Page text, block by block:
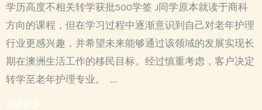
学历高度不相关转学获批500学签 J同学原本就读于商科
方向的课程，但在学习过程中逐渐意识到自己对老年护理
行业更感兴趣，并希望未来能够通过该领域的发展实现长
期在澳洲生活工作的移民目标。经过慎重考虑，客户决定
转学至老年护理专业。 ...
阅读更多